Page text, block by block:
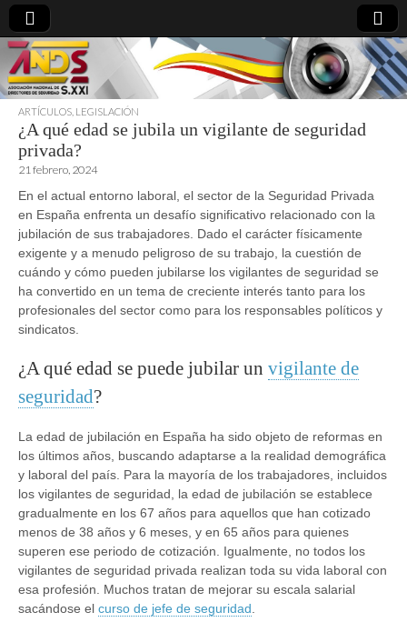
directoresdeseguridad.es
ARTÍCULOS LEGISLACIÓN
¿A qué edad se jubila un vigilante de seguridad
privada?
21 febrero, 2024
En el actual entorno laboral, el sector de la Seguridad Privada
en España enfrenta un desafío significativo relacionado con la
jubilación de sus trabajadores. Dado el carácter físicamente
exigente y a menudo peligroso de su trabajo, la cuestión de
cuándo y cómo pueden jubilarse los vigilantes de seguridad se
ha convertido en un tema de creciente interés tanto para los
profesionales del sector como para los responsables políticos y
sindicatos.
¿A qué edad se puede jubilar un vigilante de
seguridad?
La edad de jubilación en España ha sido objeto de reformas en
los últimos años, buscando adaptarse a la realidad demográfica
y laboral del país. Para la mayoría de los trabajadores, incluidos
los vigilantes de seguridad, la edad de jubilación se establece
gradualmente en los 67 años para aquellos que han cotizado
menos de 38 años y 6 meses, y en 65 años para quienes
superen ese periodo de cotización. Igualmente, no todos los
vigilantes de seguridad privada realizan toda su vida laboral con
esa profesión. Muchos tratan de mejorar su escala salarial
sacándose el curso de jefe de seguridad